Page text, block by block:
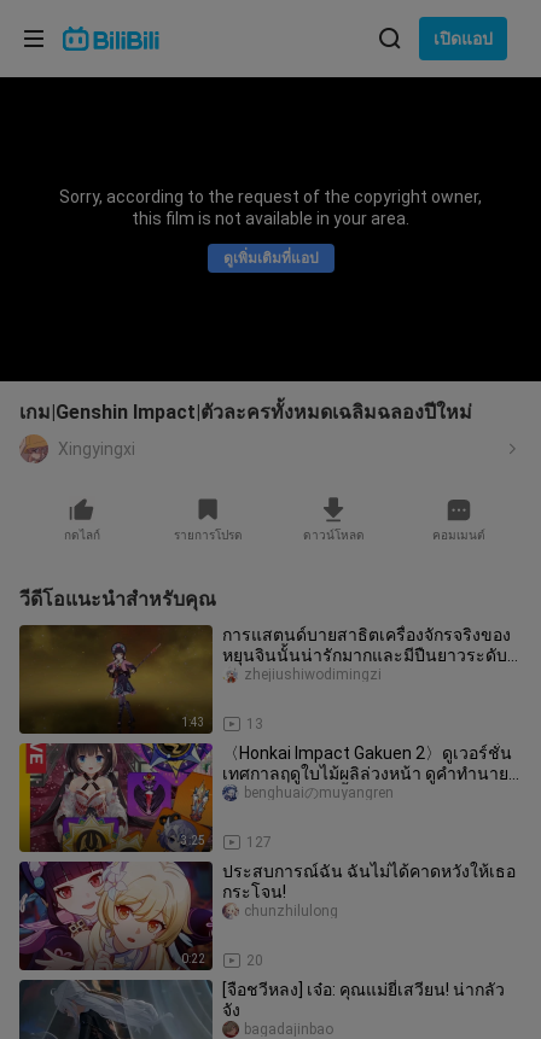
เปิดแอป
Sorry, according to the request of the copyright owner,
this film is not available in your area.
ดูเพิ่มเติมที่แอป
เกม|Genshin Impact|ตัวละครทั้งหมดเฉลิมฉลองปีใหม่
Xingyingxi
กดไลก์ รายการโปรด ดาวน์โหลด คอมเมนต์
วีดีโอแนะนำสำหรับคุณ
1:43
การแสตนด์บายสาธิตเครื่องจักรจริงของ
หยุนจินนั้นน่ารักมากและมีปืนยาวระดับ
ห้าดาวตัวใหม่
13
zhejiushiwodimingzi
3:25
〈Honkai Impact Gakuen 2〉ดูเวอร์ชั่น
เทศกาลฤดูใบไม้ผลิล่วงหน้า ดูคำทำนาย
ของพระเจ้าอีกครั้ง!
127
benghuaiのmuyangren
0:22
ประสบการณ์ฉัน ฉันไม่ได้คาดหวังให้เธอ
กระโจน!
20
chunzhilulong
[จือชวีหลง] เจ๋อ: คุณแม่ยี่เสวียน! น่ากลัว
จัง
bagadajinbao
เลือกภาษา